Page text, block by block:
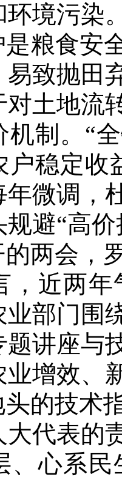
环境污染
粮食安
易致抛田
对土地流
机制。“
户稳定收
年微调，
规避“高
两会，
，近两
业部门围
题讲座与
业增效、
头的技术
大代表的
、心系